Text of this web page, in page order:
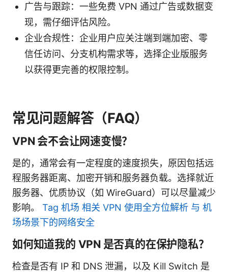
广告与跟踪：一些免费 VPN 通过广告或数据变
现，需仔细评估风险。
企业合规性：企业用户应关注端到端加密、零
信任访问、分支机构需求等，选择企业版服务
以获得更完善的权限控制。
常见问题解答（FAQ）
VPN 会不会让网速变慢？
是的，通常会有一定程度的速度损失，原因包括远
程服务器距离、加密开销和服务器负载。选择就近
服务器、优质协议（如 WireGuard）可以尽量减少
影响。 Tag 机场 相关 VPN 使用全方位解析 与 机
场场景下的网络安全
如何知道我的 VPN 是否真的在保护隐私？
检查是否有 IP 和 DNS 泄漏，以及 Kill Switch 是